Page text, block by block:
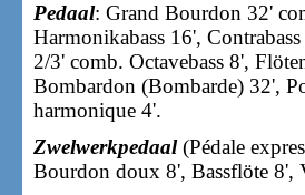
Pedaal: Grand Bourdon 32'
Harmonikabass 16',
2/3' comb. Octavebass 8',
Bombardon (Bombarde) 32',
harmonique 4'.
Zwelwerkpedaal(Pédale
Bourdon doux 8', Bassflöte 8',